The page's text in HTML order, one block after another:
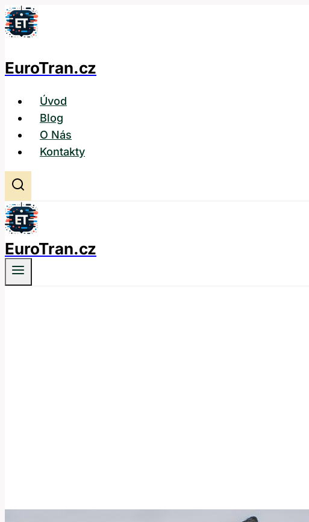
Přeskočit
na
EuroTran.cz
Úvod
Blog
O Nás
Kontakty
EuroTran.cz